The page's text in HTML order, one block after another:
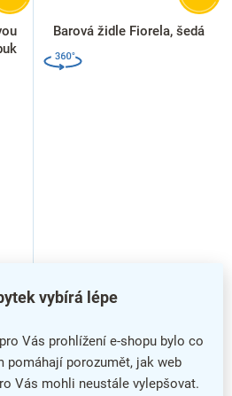
vybírá lépe
Vás prohlížení e-shopu bylo co
pomáhají porozumět, jak web
Vás mohli neustále vylepšovat.
Barová židle Fiorela, šedá